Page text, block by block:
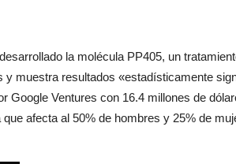
la molécula PP405, un
y muestra resultados «estadísticamente
Google Ventures con 16.4 millones de
que afecta al 50% de hombres y 25% de